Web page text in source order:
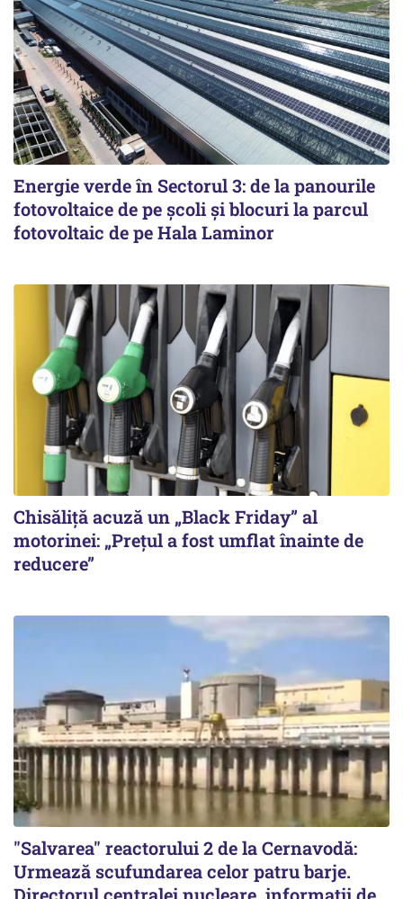
Energie verde în Sectorul 3: de la panourile
fotovoltaice de pe școli și blocuri la parcul
fotovoltaic de pe Hala Laminor
Chisăliță acuză un „Black Friday” al
motorinei: „Prețul a fost umflat înainte de
reducere”
"Salvarea" reactorului 2 de la Cernavodă:
Urmează scufundarea celor patru barje.